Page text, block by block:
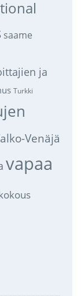
saame
ja
Turkki
Venäjä
vapaa